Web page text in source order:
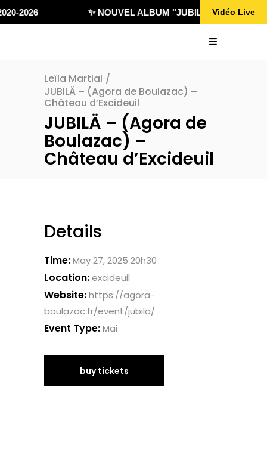
2026 ✨ NOUVEL ALBUM "JUBILÄ 432"Vidéo Live
Leïla Martial /
JUBILÄ – (Agora de Boulazac) –
Château d’Excideuil
JUBILÄ – (Agora de
Boulazac) –
Château d’Excideuil
Details
Time:May 27, 2025 20h30
Location:excideuil
Website:https://agora-
boulazac.fr/event/jubila/
Event Type:Mai
buy tickets